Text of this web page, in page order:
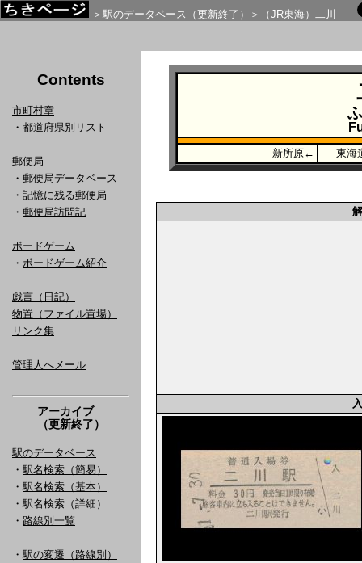
＞ 駅のデータベース（更新終了） ＞（JR東海）二川
Contents
市町村章
・ 都道府県別リスト
郵便局
・ 郵便局データベース
・ 記憶に残る郵便局
・ 郵便局訪問記
ボードゲーム
・ ボードゲーム紹介
戯言（日記）
物置（ファイル置場）
リンク集
管理人へメール
アーカイブ
（更新終了）
駅のデータベース
・ 駅名検索（簡易）
・ 駅名検索（基本）
・駅名検索（詳細）
・ 路線別一覧
・ 駅の変遷（路線別）
新所原← 東海